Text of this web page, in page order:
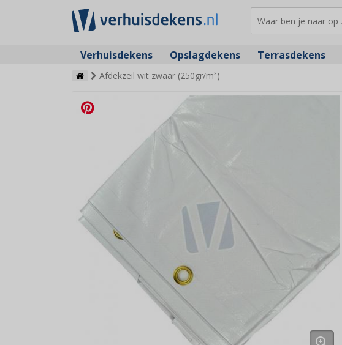
Verhuisdekens Opslagdekens Terrasdekens
Afdekzeil wit zwaar (250gr/m²)